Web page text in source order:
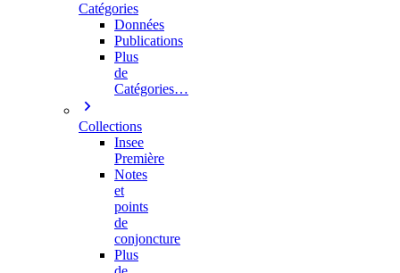
Catégories
Données
Publications
Plus
de
Catégories…
Collections
Insee
Première
Notes
et
points
de
conjoncture
Plus